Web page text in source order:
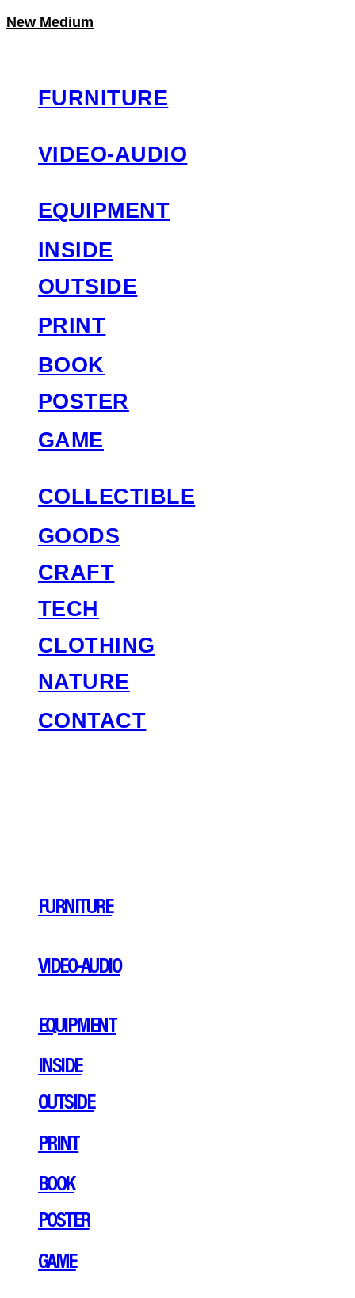
New Medium
FURNITURE
VIDEO-AUDIO
EQUIPMENT
INSIDE
OUTSIDE
PRINT
BOOK
POSTER
GAME
COLLECTIBLE
GOODS
CRAFT
TECH
CLOTHING
NATURE
CONTACT
FURNITURE
VIDEO-AUDIO
EQUIPMENT
INSIDE
OUTSIDE
PRINT
BOOK
POSTER
GAME